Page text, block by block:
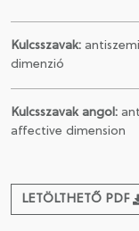
Kulcsszavak:
dimenzió
Kulcsszavak angol:
affective dimension
LETÖLTHETŐ PDF